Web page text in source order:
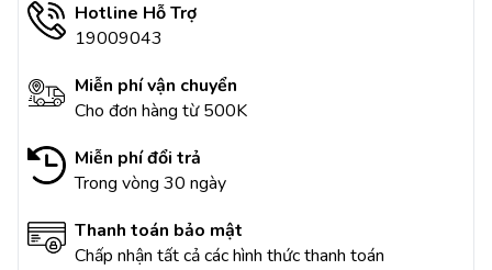
Hotline Hỗ Trợ
19009043
Miễn phí vận chuyển
Cho đơn hàng từ 500K
Miễn phí đổi trả
Trong vòng 30 ngày
Thanh toán bảo mật
Chấp nhận tất cả các hình thức thanh toán